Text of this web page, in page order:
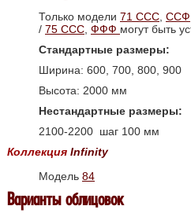
Только модели 71 ССС, ССФ
/ 75 ССС, ФФФ могут быть
Стандартные размеры:
Ширина: 600, 700, 800, 900
Высота: 2000 мм
Нестандартные размеры:
2100-2200 шаг 100 мм
Коллекция Infinity
Модель 84
Варианты облицовок